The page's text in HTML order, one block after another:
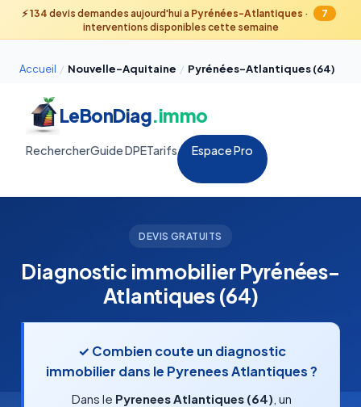
⚡134 devis demandes aujourd'hui a Pyrénées-Atlantiques ·
7
interventions disponibles cette semaine
Accueil / Nouvelle-Aquitaine / Pyrénées-Atlantiques (64)
LeBonDiag.immo
RechercherGuide DPETarifs Espace Pro
DEVIS GRATUITS
Diagnostic immobilier Pyrénées-
Atlantiques (64)
✓ Combien coute un diagnostic
immobilier dans le Pyrenees Atlantiques ?
Dans le Pyrenees Atlantiques (64) , un